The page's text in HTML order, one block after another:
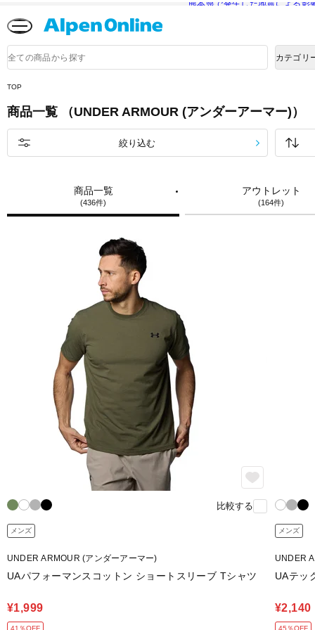
熊本県で発生した地震による影
品
検
カテゴリ
TOP
商品一覧 （UNDER ARMOUR (アンダーアーマー)）
商品一覧
(436件)
アウトレット
(164件)
絞り込む
比較する
メンズ
UNDER ARMOUR (アンダーアーマー)
UAパフォーマンスコットン ショートスリーブ Tシャツ
¥1,999
41％OFF
メンズ
UNDER
UAテッ
¥2,140
45％OFF